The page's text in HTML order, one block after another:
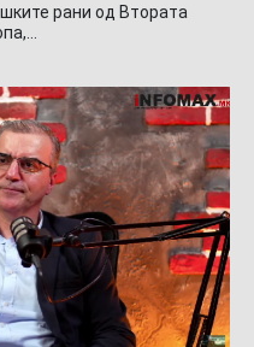
рани од Втората